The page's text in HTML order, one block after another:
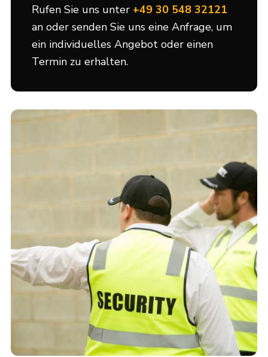
Rufen Sie uns unter +49 30 548 32121
an oder senden Sie uns eine Anfrage, um
ein individuelles Angebot oder einen
Termin zu erhalten.